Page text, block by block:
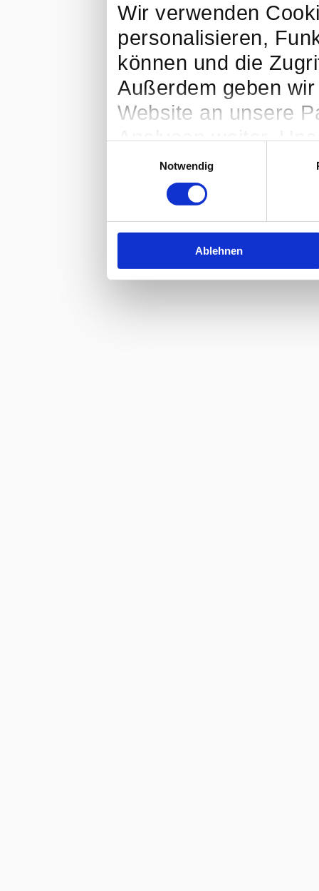
Wir verwenden
personalisieren,
können und die
Außerdem geben
Website an unsere
Analysen weiter.
möglicherweise mit
bereitgestellt
Dienste gesammelt
Notwendig
Ablehnen